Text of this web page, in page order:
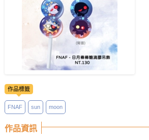
註冊會員
登入
作品標籤
FNAF sun moon
作品資訊